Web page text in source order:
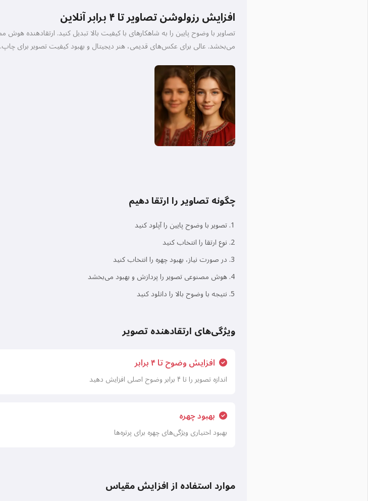
افزایش رزولوشن تصاویر تا ۴ برابر آنلاین
می‌بخشد. عالی برای عکس‌های قدیمی، هنر دیجیتال و بهبود کیفیت تصویر برای چاپ.
چگونه تصاویر را ارتقا دهیم
تصویر با وضوح پایین را آپلود کنید
نوع ارتقا را انتخاب کنید
در صورت نیاز، بهبود چهره را انتخاب کنید
هوش مصنوعی تصویر را پردازش و بهبود می‌بخشد
نتیجه با وضوح بالا را دانلود کنید
ویژگی‌های ارتقادهنده تصویر
افزایش وضوح تا ۴ برابر
اندازه تصویر را تا ۴ برابر وضوح اصلی افزایش دهید
بهبود چهره
بهبود اختیاری ویژگی‌های چهره برای پرتره‌ها
موارد استفاده از افزایش مقیاس